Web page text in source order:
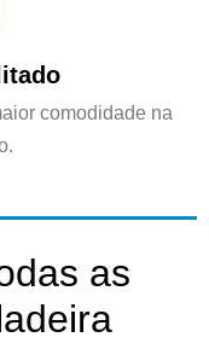
comodidade na
as